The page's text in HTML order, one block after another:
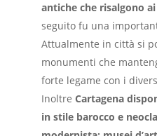
antiche che risalgono
seguito fu una
Attualmente in città si
monumenti che
forte legame con i
Inoltre Cartagena
in stile barocco e